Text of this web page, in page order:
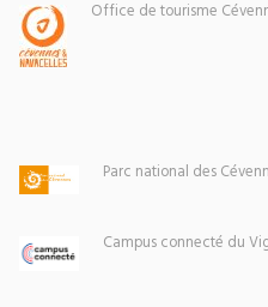
Office de tourisme
Parc national des
Campus connecté du